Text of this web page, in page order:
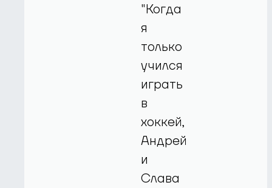
"Когда
я
только
учился
играть
в
хоккей,
Андрей
и
Слава